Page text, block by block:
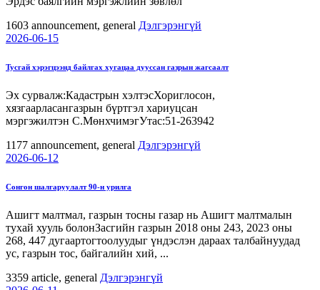
1603 announcement, general Дэлгэрэнгүй
2026-06-15
Тусгай хэрэгцээнд байлгах хугацаа дууссан газрын жагсаалт
Эх сурвалж:Кадастрын хэлтэсХориглосон,
хязгаарласангазрын бүртгэл хариуцсан
мэргэжилтэн С.МөнхчимэгУтас:51-263942
1177 announcement, general Дэлгэрэнгүй
2026-06-12
Сонгон шалгаруулалт 90-н урилга
Ашигт малтмал, газрын тосны газар нь Ашигт малтмалын
тухай хууль болонЗасгийн газрын 2018 оны 243, 2023 оны
268, 447 дугаартогтоолуудыг үндэслэн дараах талбайнуудад
ус, газрын тос, байгалийн хий, ...
3359 article, general Дэлгэрэнгүй